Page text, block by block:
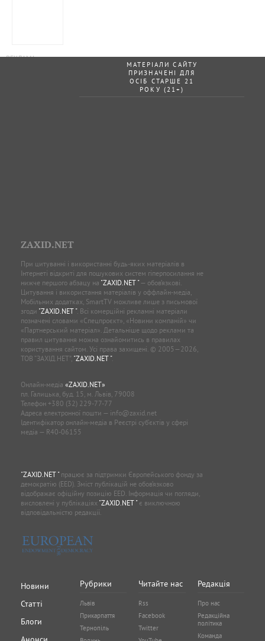
МАТЕРІАЛИ САЙТУ
ПРИЗНАЧЕНІ ДЛЯ
ОСІБ СТАРШЕ 21
РОКУ (21+)
ZAXID.NET
При цитуванні і використанні будь-яких матеріалів в
Інтернеті відкриті для пошукових систем гіперпосилання не
нижче першого абзацу на "ZAXID.NET "— обов’язкові.
Цитування і використання матеріалів у оффлайн-медіа,
Мобільних додатках, SmartTV можливе лише з письмової
згоди "ZAXID.NET ". Всі комерційні рекламні матеріали
позначені словами «Спецпроєкт», «Новини компаній» чи
«Партнерський матеріал». Детальніше щодо реклами та
правил цитування можна ознайомитись в правилах
користування сайтом. Усі права захищені. © 2005—2026,
ТОВ “ЗАХІД.НЕТ”, "ZAXID.NET ".
Онлайн-медіа «ZAXID.NET»
пл. Галицька, буд. 15, м. Львів, 79008
Телефон +380 (32) 229-77-77
Адреса електронної пошти — info@zaxid.net
Ідентифікатор онлайн-медіа в Реєстрі суб'єктів у сфері
медіа — R40-06155
"ZAXID.NET "працює за підтримки Європейського фонду за
демократію (EED). Зміст публікацій не обов’язково
відображає офіційну позицію EED. Інформація чи погляди,
висловлені у публікаціях "ZAXID.NET "є виключною
відповідальністю редакції.
Новини
Статті
Блоги
Рубрики
Львів
Прикарпаття
Тернопіль
Читайте нас
Rss
Facebook
Twitter
Редакція
Про нас
Редакційна
політика
Команда